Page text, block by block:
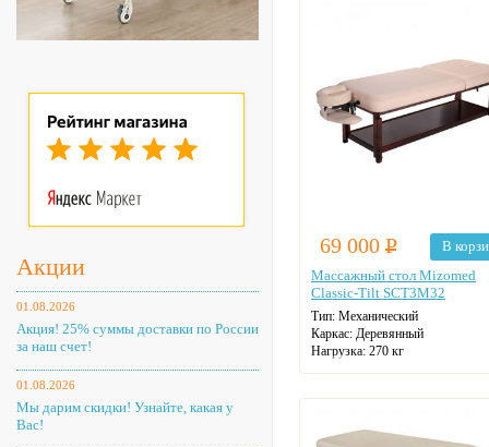
Акции
01.08.2026
Акция! 25% суммы доставки по России
за наш счет!
01.08.2026
Мы дарим скидки! Узнайте, какая у
Вас!
69 000 Р
В
Массажный стол Mizomed
Classic-Tilt SCT3M32
Тип: Механический
Каркас: Деревянный
Нагрузка: 270 кг
Регулировка высоты:Есть
Максимальная высота:90.5 см